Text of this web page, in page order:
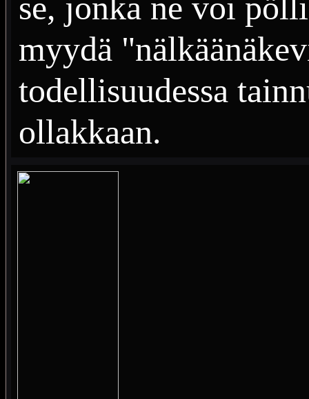
se, jonka ne voi
myydä
todellisuudessa
ollakkaan.